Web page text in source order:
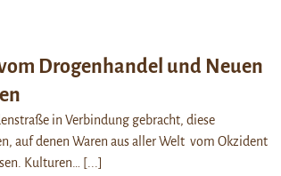
Drogenhandel und Neuen
in Verbindung gebracht, diese
auf denen Waren aus aller Welt vom Okzident
Kulturen…
[...]